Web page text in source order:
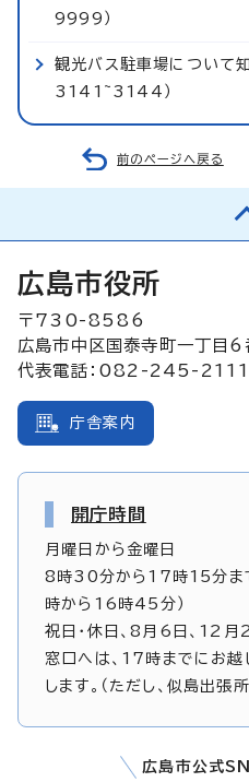
9999）
観光バス駐車場につい
3141~3144）
前のページへ戻る
広島市役所
〒730-8586
広島市中区国泰寺町一丁目
代表電話：082-245-2111
庁舎案内
開庁時間
月曜日から金曜日
8時30分から17時15分ま
時から16時45分）
祝日・休日、8月6日、12
窓口へは、17時までにお越
します。（ただし、似島出
広島市公式